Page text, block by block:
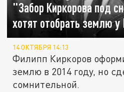
"Забор Киркорова под
хотят отобрать землю
14 ОКТЯБРЯ 14:13
Филипп Киркоров
землю в 2014 году, но
сомнительной.